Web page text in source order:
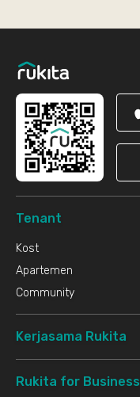
Tenant
Kost
Apartemen
Community
Kerjasama Rukita
Rukita for Business